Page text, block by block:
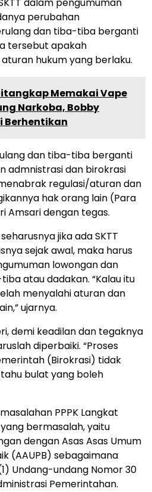
dalam pengumuman
perubahan
dan tiba-tiba berganti
tersebut apakah
hukum yang berlaku.
Memakai Vape
Narkoba, Bobby
Berhentikan
dan tiba-tiba berganti
admnistrasi dan birokrasi
regulasi/aturan dan
hak orang lain (Para
Amsari dengan tegas.
jika ada SKTT
sejak awal, maka harus
lowongan dan
atau dadakan. “Kalau itu
menyalahi aturan dan
ujarnya.
demi keadilan dan tegaknya
diperbaiki. “Proses
(Birokrasi) tidak
bulat yang boleh
PPPK Langkat
bermasalah, yaitu
dengan Asas Asas Umum
(AAUPB) sebagaimana
Undang-undang Nomor 30
Pemerintahan.